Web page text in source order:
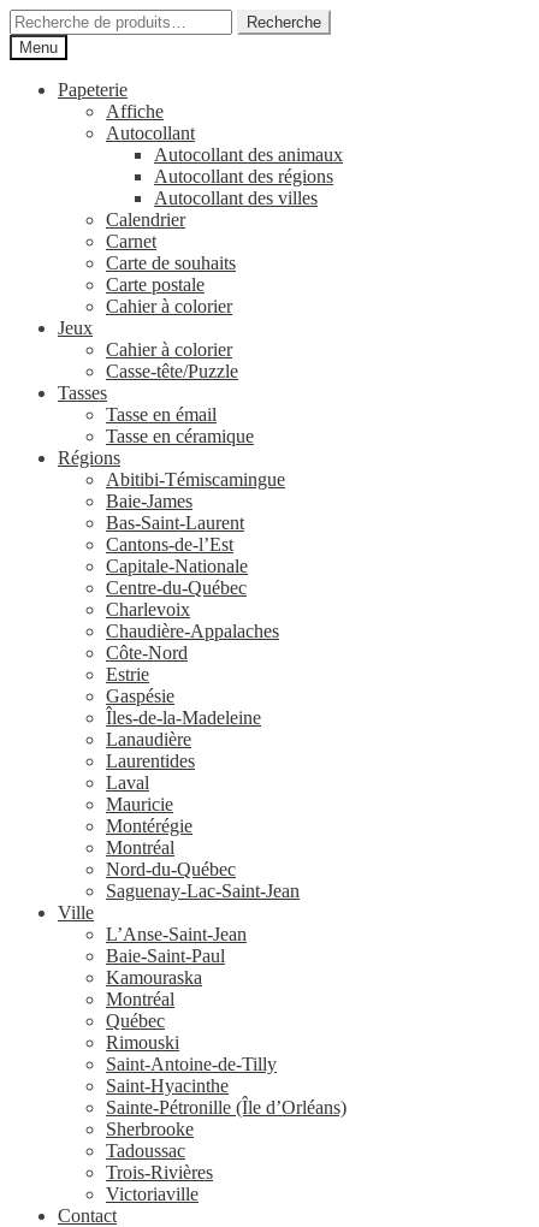
Aller
à
la
navigation
Aller
au
contenu
Recherche
pour :
Recherche
Menu
Papeterie
Affiche
Autocollant
Autocollant des animaux
Autocollant des régions
Autocollant des villes
Calendrier
Carnet
Carte de souhaits
Carte postale
Cahier à colorier
Jeux
Cahier à colorier
Casse-tête/Puzzle
Tasses
Tasse en émail
Tasse en céramique
Régions
Abitibi-Témiscamingue
Baie-James
Bas-Saint-Laurent
Cantons-de-l’Est
Capitale-Nationale
Centre-du-Québec
Charlevoix
Chaudière-Appalaches
Côte-Nord
Estrie
Gaspésie
Îles-de-la-Madeleine
Lanaudière
Laurentides
Laval
Mauricie
Montérégie
Montréal
Nord-du-Québec
Saguenay-Lac-Saint-Jean
Ville
L’Anse-Saint-Jean
Baie-Saint-Paul
Kamouraska
Montréal
Québec
Rimouski
Saint-Antoine-de-Tilly
Saint-Hyacinthe
Sainte-Pétronille (Île d’Orléans)
Sherbrooke
Tadoussac
Trois-Rivières
Victoriaville
Contact